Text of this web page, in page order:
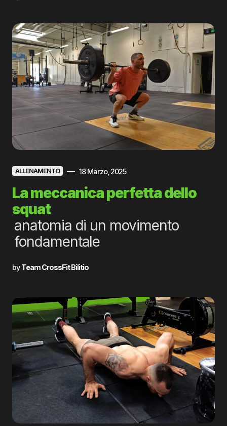
ALLENAMENTO 18 Marzo, 2025
La meccanica perfetta dello
squat
anatomia di un movimento
fondamentale
by Team CrossFit Bilitio